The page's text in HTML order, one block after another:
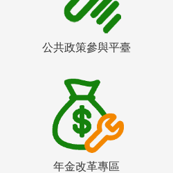
公共政策參與平臺
年金改革專區